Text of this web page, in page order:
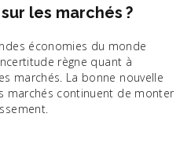
les marchés ?
économies du monde
règne quant à
marchés. La bonne nouvelle
marchés continuent de monter